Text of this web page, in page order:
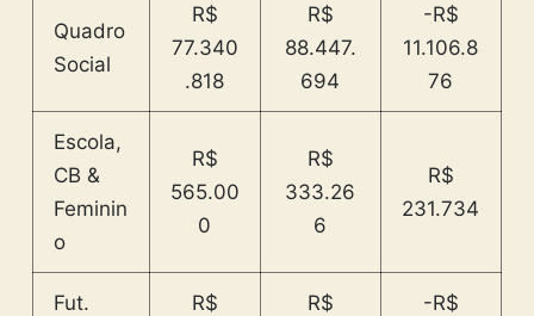
Quadro
Social
R$
77.340
.818
R$
88.447.
694
-R$
11.106.8
76
Escola,
CB &
Feminin
o
R$
565.00
0
R$
333.26
6
R$
231.734
Fut.
R$
R$
-R$